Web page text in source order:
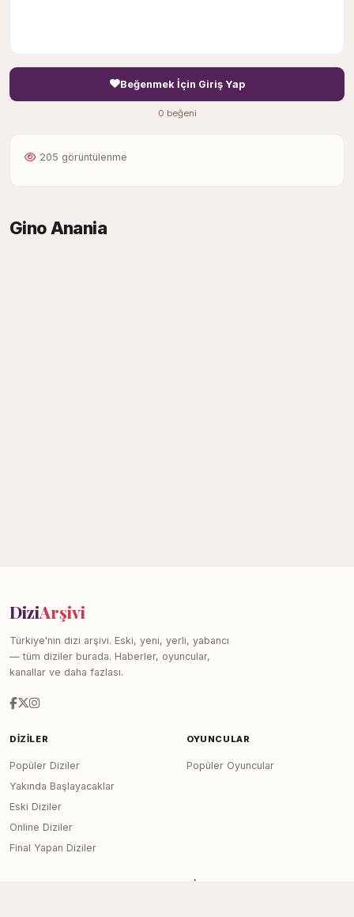
Beğenmek İçin Giriş Yap
0 beğeni
205 görüntülenme
Gino Anania
DiziArşivi
Türkiye'nin dizi arşivi. Eski, yeni, yerli, yabancı
— tüm diziler burada. Haberler, oyuncular,
kanallar ve daha fazlası.
DIZILER
Popüler Diziler
Yakında Başlayacaklar
Eski Diziler
Online Diziler
Final Yapan Diziler
OYUNCULAR
Popüler Oyuncular
SITE